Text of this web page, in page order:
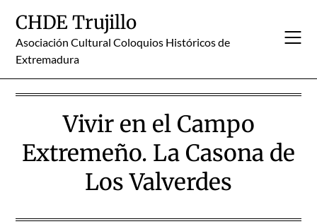
content
CHDE Trujillo
Asociación Cultural Coloquios Históricos de
Extremadura
Vivir en el Campo
Extremeño. La Casona de
Los Valverdes